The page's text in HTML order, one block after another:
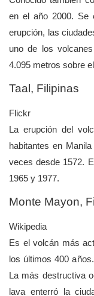
en el año 2000. Se
erupción, las
uno de los
4.095 metros sobre
Taal, Filipinas
Flickr
La erupción del
habitantes en
veces desde 1572.
1965 y 1977.
Monte Mayon,
Wikipedia
Es el volcán más
los últimos 400
La más destructiva
lava enterró la